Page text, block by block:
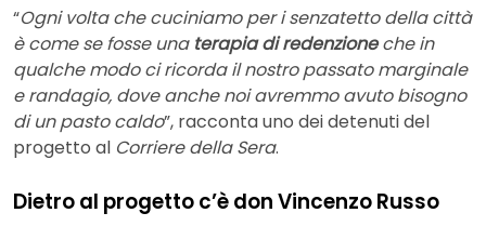
“Ogni volta che cuciniamo per i senzatetto della città
è come se fosse una terapia di redenzioneche in
qualche modo ci ricorda il nostro passato marginale
e randagio, dove anche noi avremmo avuto bisogno
di un pasto caldo”, racconta uno dei detenuti del
progetto al Corriere della Sera.
Dietro al progetto c’è don Vincenzo Russo